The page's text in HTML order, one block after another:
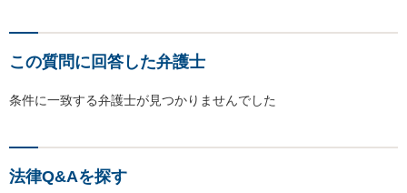
この質問に回答した弁護士
条件に一致する弁護士が見つかりませんでした
法律Q&Aを探す